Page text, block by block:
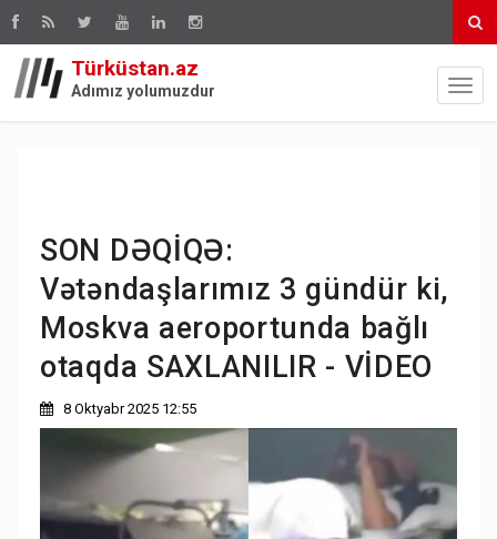
Türküstan.az
Adımız yolumuzdur
SON DƏQİQƏ:
Vətəndaşlarımız 3 gündür ki,
Moskva aeroportunda bağlı
otaqda SAXLANILIR - VİDEO
8 Oktyabr 2025 12:55